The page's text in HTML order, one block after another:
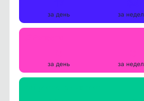
за день за
за день за